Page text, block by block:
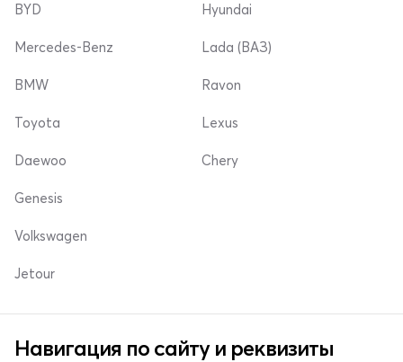
BYD
Mercedes-Benz
Hyundai
Lada (ВАЗ)
BMW
Toyota
Daewoo
Ravon
Lexus
Chery
Genesis
Volkswagen
Jetour
Навигация по сайту и реквизиты